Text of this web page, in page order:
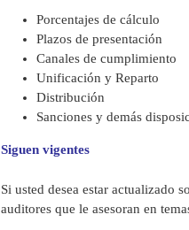
Porcentajes de cálculo
Plazos de presentación
Canales de cumplimiento
Unificación y Reparto
Distribución
Sanciones y demás
Siguen vigentes
Si usted desea estar actualizado
auditores que le asesoran en